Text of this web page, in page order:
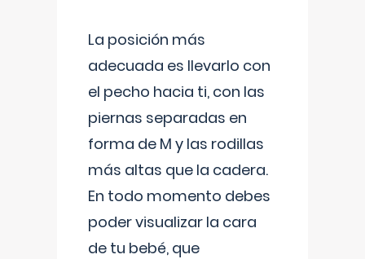
La posición más
adecuada es llevarlo con
el pecho hacia ti, con las
piernas separadas en
forma de M y las rodillas
más altas que la cadera.
En todo momento debes
poder visualizar la cara
de tu bebé, que